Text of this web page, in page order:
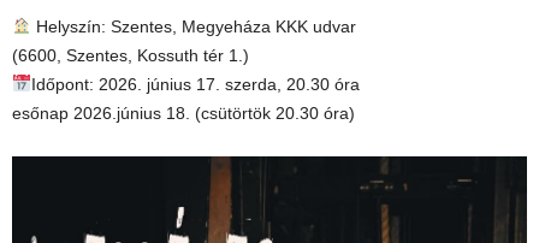
Helyszín: Szentes, Megyeháza KKK udvar
(6600, Szentes, Kossuth tér 1.)
Időpont: 2026. június 17. szerda, 20.30 óra
esőnap 2026.június 18. (csütörtök 20.30 óra)